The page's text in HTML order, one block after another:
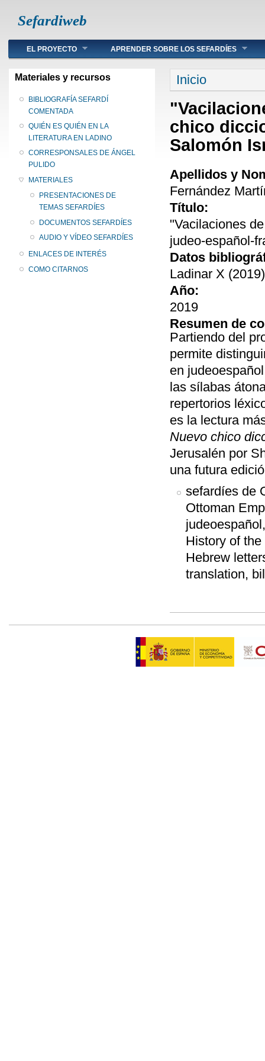
Sefardiweb
Main menu
EL PROYECTO APRENDER SOBRE LOS SEFARDÍES
Materiales y recursos
BIBLIOGRAFÍA SEFARDÍ
COMENTADA
QUIÉN ES QUIÉN EN LA
LITERATURA EN LADINO
CORRESPONSALES DE ÁNGEL
PULIDO
MATERIALES
PRESENTACIONES DE
TEMAS SEFARDÍES
DOCUMENTOS SEFARDÍES
AUDIO Y VÍDEO SEFARDÍES
ENLACES DE INTERÉS
COMO CITARNOS
Se encuentra
Inicio
chico
Salomón
Apellidos y
Fernández
Título:
"Vacilaciones
judeo-español-
Datos
Ladinar X
Año:
2019
Resumen de
Partiendo del
permite
en
las sílabas
repertorios
es la lectura
Nuevo chico
Jerusalén por
una futura
sefardíes de
Ottoman
History of
Hebrew
translation,